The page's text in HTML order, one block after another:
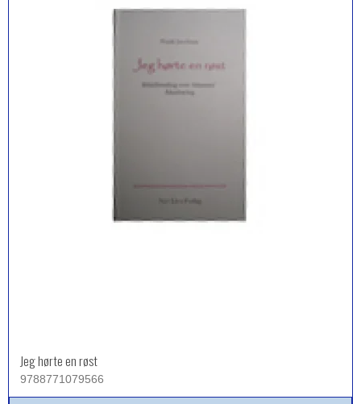
Jeg hørte en røst
9788771079566